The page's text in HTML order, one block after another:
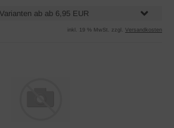
ab ab 6,95 EUR
inkl. 19 % MwSt. zzgl. Versandkosten